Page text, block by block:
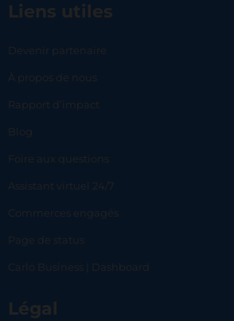
Liens utiles
Devenir partenaire
À propos de nous
Rapport d’impact
Blog
Foire aux questions
Assistant virtuel 24/7
Commerces engagés
Page de status
Carlo Business | Dashboard
Légal